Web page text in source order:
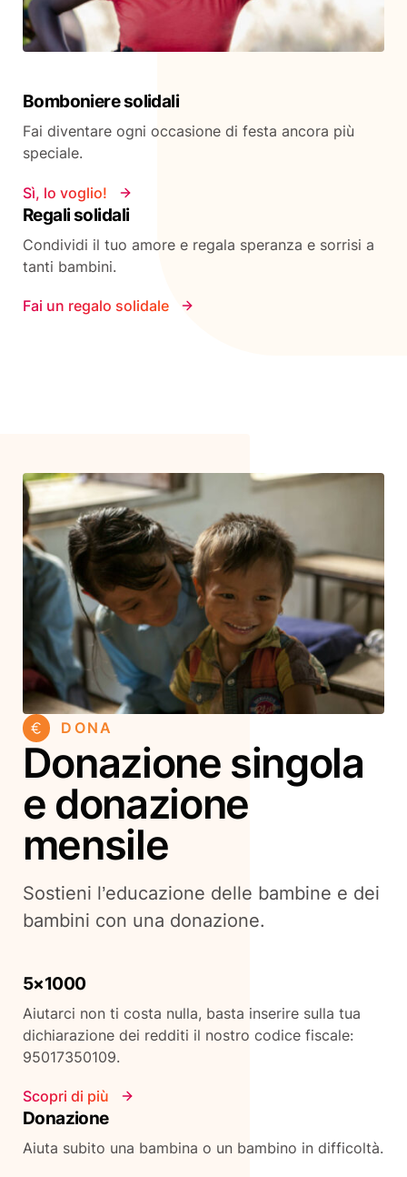
Bomboniere solidali
Fai diventare ogni occasione di festa ancora più
speciale.
Sì, lo voglio!
Regali solidali
Condividi il tuo amore e regala speranza e sorrisi a
tanti bambini.
Fai un regalo solidale
DONA
Donazione singola
e donazione
mensile
Sostieni l’educazione delle bambine e dei
bambini con una donazione.
5×1000
Aiutarci non ti costa nulla, basta inserire sulla tua
dichiarazione dei redditi il nostro codice fiscale:
95017350109.
Scopri di più
Donazione
Aiuta subito una bambina o un bambino in difficoltà.